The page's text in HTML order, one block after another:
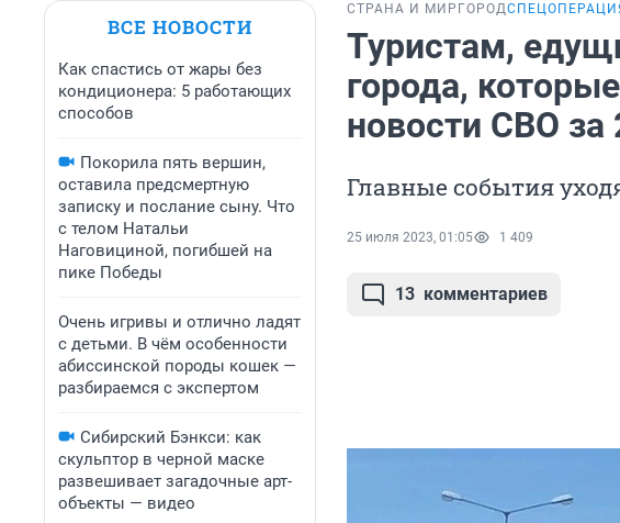
ВСЕ НОВОСТИ
Как спастись от жары без
кондиционера: 5 работающих
способов
Покорила пять вершин,
оставила предсмертную
записку и послание сыну. Что
с телом Натальи
Наговициной, погибшей на
пике Победы
Очень игривы и отлично ладят
с детьми. В чём особенности
абиссинской породы кошек —
разбираемся с экспертом
Сибирский Бэнкси: как
скульптор в черной маске
развешивает загадочные арт-
объекты — видео
СТРАНА И МИР ГОРОД
Туристам,
города,
новости СВО за
Главные события
25 июля 2023, 01:05 1 409
13 комментариев